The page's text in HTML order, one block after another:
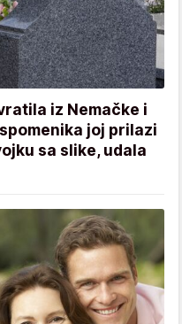
iz Nemačke i
joj prilazi
sa slike, udala